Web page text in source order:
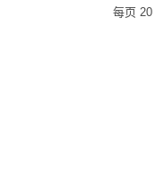
每页 20